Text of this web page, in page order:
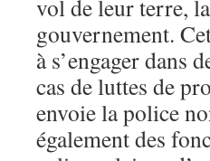
vol de leur terre,
gouvernement.
à s’engager dans
cas de luttes de
envoie la police
également des